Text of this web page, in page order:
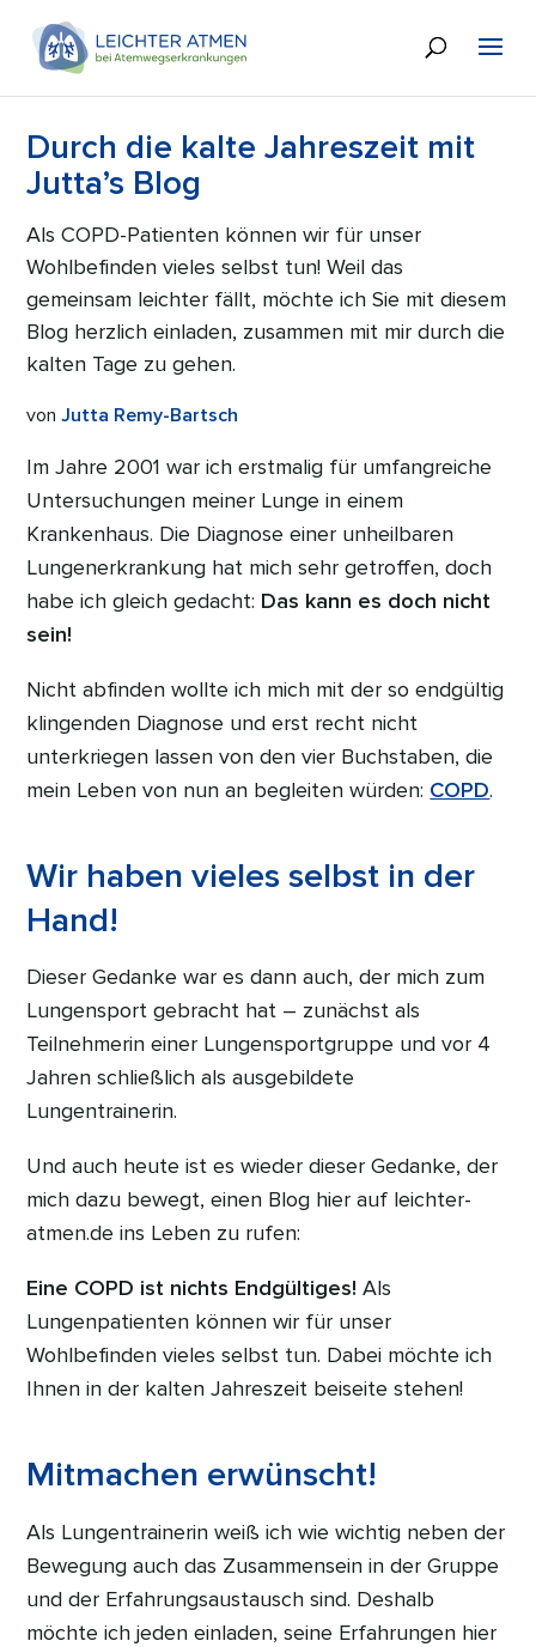
Durch die kalte Jahreszeit mit
Jutta’s Blog
Als COPD-Patienten können wir für unser
Wohlbefinden vieles selbst tun! Weil das
gemeinsam leichter fällt, möchte ich Sie mit diesem
Blog herzlich einladen, zusammen mit mir durch die
kalten Tage zu gehen.
vonJutta Remy-Bartsch
Im Jahre 2001 war ich erstmalig für umfangreiche
Untersuchungen meiner Lunge in einem
Krankenhaus. Die Diagnose einer unheilbaren
Lungenerkrankung hat mich sehr getroffen, doch
habe ich gleich gedacht: Das kann es doch nicht
sein!
Nicht abfinden wollte ich mich mit der so endgültig
klingenden Diagnose und erst recht nicht
unterkriegen lassen von den vier Buchstaben, die
mein Leben von nun an begleiten würden: COPD.
Wir haben vieles selbst in der
Hand!
Dieser Gedanke war es dann auch, der mich zum
Lungensport gebracht hat – zunächst als
Teilnehmerin einer Lungensportgruppe und vor 4
Jahren schließlich als ausgebildete
Lungentrainerin.
Und auch heute ist es wieder dieser Gedanke, der
mich dazu bewegt, einen Blog hier auf leichter-
atmen.de ins Leben zu rufen:
Eine COPD ist nichts Endgültiges! Als
Lungenpatienten können wir für unser
Wohlbefinden vieles selbst tun. Dabei möchte ich
Ihnen in der kalten Jahreszeit beiseite stehen!
Mitmachen erwünscht!
Als Lungentrainerin weiß ich wie wichtig neben der
Bewegung auch das Zusammensein in der Gruppe
und der Erfahrungsaustausch sind. Deshalb
möchte ich jeden einladen, seine Erfahrungen hier